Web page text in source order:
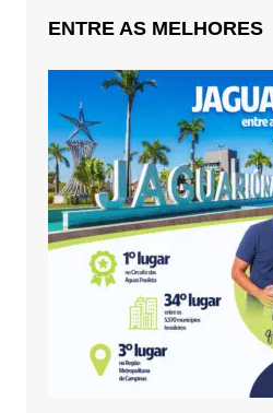
ENTRE AS MELHORES